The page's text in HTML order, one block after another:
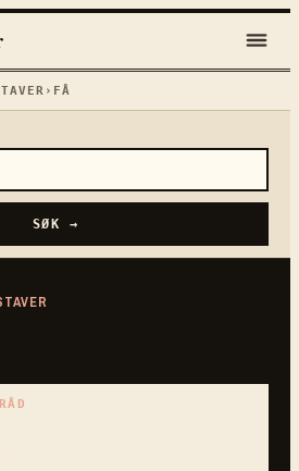
› FÅ
SØK →